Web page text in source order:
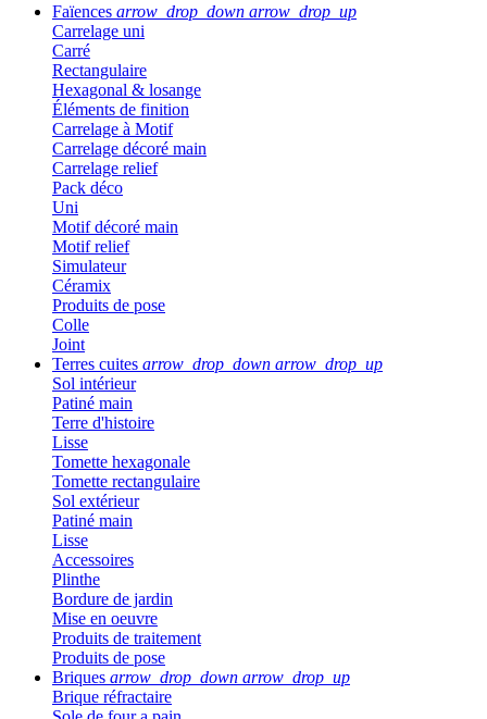
Faïences arrow_drop_down arrow_drop_up
Carrelage uni
Carré
Rectangulaire
Hexagonal & losange
Éléments de finition
Carrelage à Motif
Carrelage décoré main
Carrelage relief
Pack déco
Uni
Motif décoré main
Motif relief
Simulateur
Céramix
Produits de pose
Colle
Joint
Terres cuites arrow_drop_down arrow_drop_up
Sol intérieur
Patiné main
Terre d'histoire
Lisse
Tomette hexagonale
Tomette rectangulaire
Sol extérieur
Patiné main
Lisse
Accessoires
Plinthe
Bordure de jardin
Mise en oeuvre
Produits de traitement
Produits de pose
Briques arrow_drop_down arrow_drop_up
Brique réfractaire